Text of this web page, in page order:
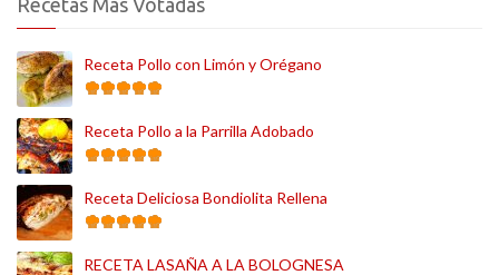
Recetas Más Votadas
Receta Pollo con Limón y Orégano
Receta Pollo a la Parrilla Adobado
Receta Deliciosa Bondiolita Rellena
RECETA LASAÑA A LA BOLOGNESA